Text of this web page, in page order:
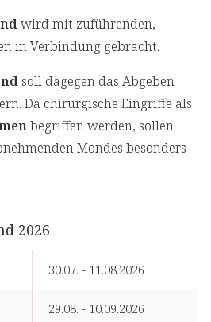
wird mit zuführenden,
in Verbindung gebracht.
soll dagegen das Abgeben
Da chirurgische Eingriffe als
begriffen werden, sollen
Mondes besonders
2026
30.07. - 11.08.2026
29.08. - 10.09.2026